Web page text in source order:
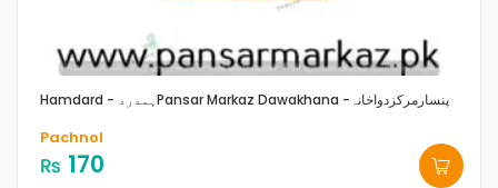
Hamdard - ہمدرد Pansar Markaz Dawakhana -پنسارمرکزدواخانہ
Pachnol
₨ 170